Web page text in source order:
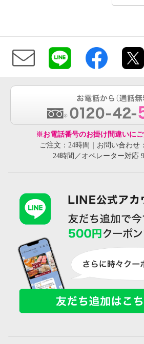
※お電話番号のお掛け間違いにご
ご注文：24時間｜お問い合わせ
24時間／オペレーター対応